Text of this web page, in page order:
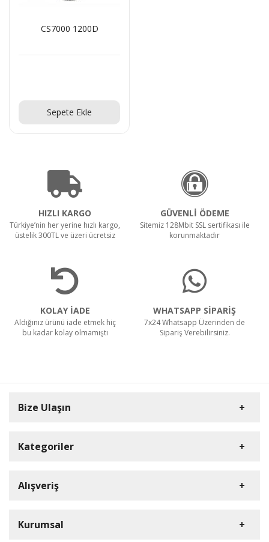
CS7000 1200D
Sepete Ekle
HIZLI KARGO
Türkiye’nin her yerine hızlı kargo,
üstelik 300TL ve üzeri ücretsiz
GÜVENLİ ÖDEME
Sitemiz 128Mbit SSL sertifikası ile
korunmaktadır
KOLAY İADE
Aldığınız ürünü iade etmek hiç
bu kadar kolay olmamıştı
WHATSAPP SİPARİŞ
7x24 Whatsapp Üzerinden de
Sipariş Verebilirsiniz.
Bize Ulaşın
0(352) 231 92 94
Kategoriler
Rulopak
Ermop
Alışveriş
Kurumsal